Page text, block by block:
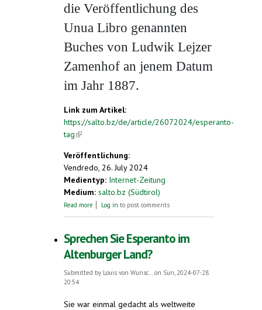
die Veröffentlichung des
Unua Libro genannten
Buches von Ludwik Lejzer
Zamenhof an jenem Datum
im Jahr 1887.
Link zum Artikel:
https://salto.bz/de/article/26072024/esperanto-
tag(link is external)
Veröffentlichung:
Vendredo, 26. July 2024
Medientyp: Internet-Zeitung
Medium: salto.bz (Südtirol)
Read more about Esperanto-Tag
Log in to post comments
Sprechen Sie Esperanto im
Altenburger Land?
Submitted by Louis von Wunsc...
on Sun, 2024-07-28
20:54
Sie war einmal gedacht als weltweite